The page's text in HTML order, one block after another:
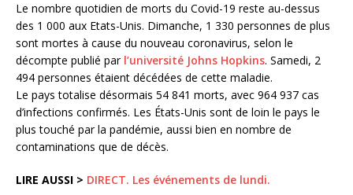
Le nombre quotidien de morts du Covid-19 reste au-dessus
des 1 000 aux Etats-Unis. Dimanche, 1 330 personnes de plus
sont mortes à cause du nouveau coronavirus, selon le
décompte publié par l’université Johns Hopkins. Samedi, 2
494 personnes étaient décédées de cette maladie.
Le pays totalise désormais 54 841 morts, avec 964 937 cas
d’infections confirmés. Les États-Unis sont de loin le pays le
plus touché par la pandémie, aussi bien en nombre de
contaminations que de décès.
LIRE AUSSI > DIRECT. Les événements de lundi.